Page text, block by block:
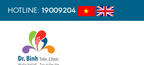
HOTLINE: 19009204